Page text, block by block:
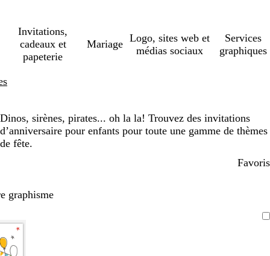
Invitations,
cadeaux et
papeterie
Mariage
Logo, sites web et
médias sociaux
Services
graphiques
Dinos, sirènes, pirates... oh la la! Trouvez des invitations
d’anniversaire pour enfants pour toute une gamme de thèmes
de fête.
Favoris
graphisme